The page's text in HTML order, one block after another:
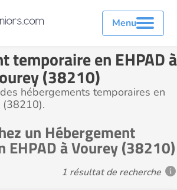
Menu
temporaire en EHPAD à
(38210)
hébergements temporaires en
(38210).
un Hébergement
EHPAD à Vourey (38210)
1 résultat de recherche